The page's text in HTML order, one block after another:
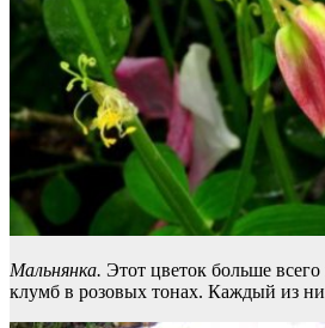
Мальнянка. Этот цветок больше
клумб в розовых тонах. Каждый из